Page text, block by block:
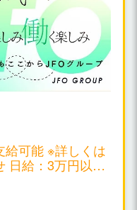
給可能 ※詳しくは